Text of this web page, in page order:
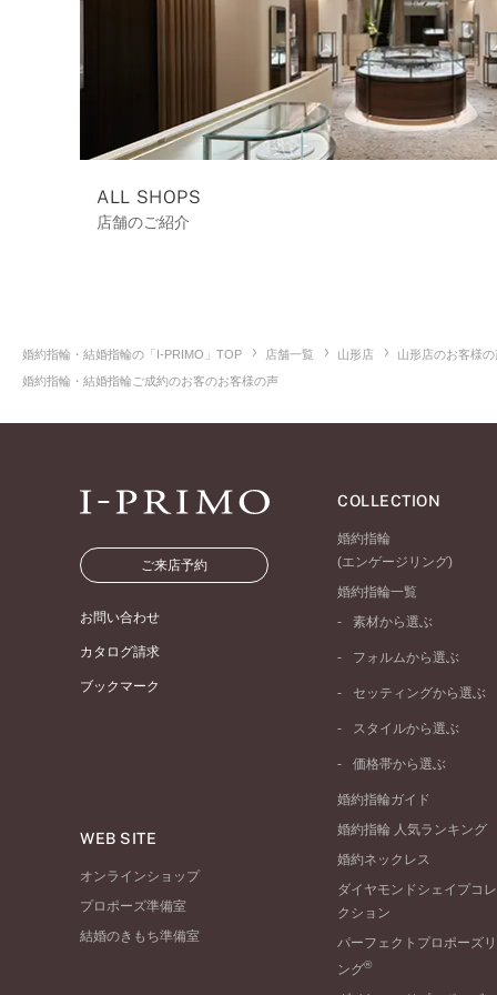
ALL SHOPS
店舗のご紹介
婚約指輪・結婚指輪の「I-PRIMO」TOP 店舗一覧 山形店
山形店のお客様
婚約指輪・結婚指輪ご成約のお客のお客様の声
ご来店予約
お問い合わせ
カタログ請求
ブックマーク
WEB SITE
オンラインショップ
プロポーズ準備室
結婚のきもち準備室
COLLECTION
婚約指輪
(エンゲージリング)
婚約指輪一覧
素材から選ぶ
プラチナ
ピンクゴールド
ペールブラウンゴール
フォルムから選ぶ
ストレートライン
V字ライン
セッティングから選ぶ
ソリテール
ダブルサイドメレ
ラインメレ
スタイルから選ぶ
シンプル
モード
エレガント
ゴージャス
価格帯から選ぶ
50万円台～
20万円台～
10万円台～
婚約指輪ガイド
婚約指輪 人気ランキング
婚約ネックレス
ダイヤモンドシェイプコレ
クション
パーフェクトプロポーズリ
ング®